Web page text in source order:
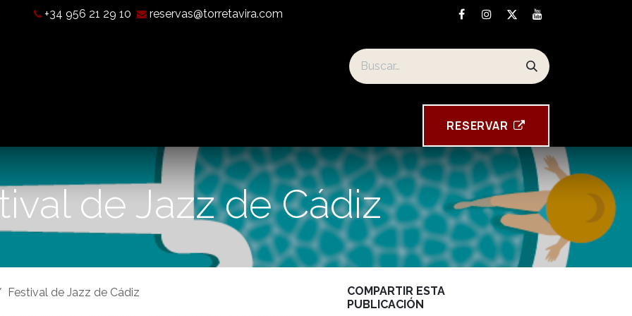
+34 956 21 29 10 reservas@torretavira.com
Los souvenirs de la Torre Tavira
RESE​​​​RVAR
de Jazz de Cádiz
Festival de Jazz de Cádiz
COMPARTIR ESTA
PUBLICACIÓN